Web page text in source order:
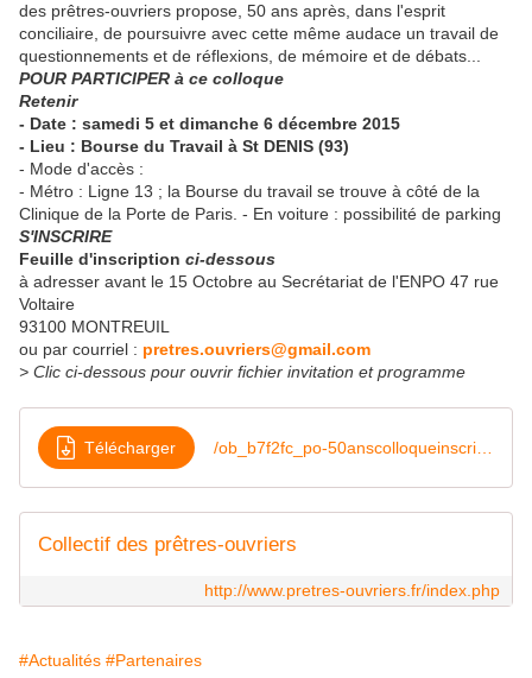
des prêtres-ouvriers propose, 50 ans après, dans l'esprit
conciliaire, de poursuivre avec cette même audace un travail de
questionnements et de réflexions, de mémoire et de débats...
POUR PARTICIPER à ce colloque
Retenir
- Date : samedi 5 et dimanche 6 décembre 2015
- Lieu : Bourse du Travail à St DENIS (93)
- Mode d'accès :
- Métro : Ligne 13 ; la Bourse du travail se trouve à côté de la
Clinique de la Porte de Paris. - En voiture : possibilité de parking
S'INSCRIRE
Feuille d'inscription ci-dessous
à adresser avant le 15 Octobre au Secrétariat de l'ENPO 47 rue
Voltaire
93100 MONTREUIL
ou par courriel : pretres.ouvriers@gmail.com
> Clic ci-dessous pour ouvrir fichier invitation et programme
Télécharger
Collectif des prêtres-ouvriers
http://www.pretres-ouvriers.fr/index.php
#Actualités #Partenaires